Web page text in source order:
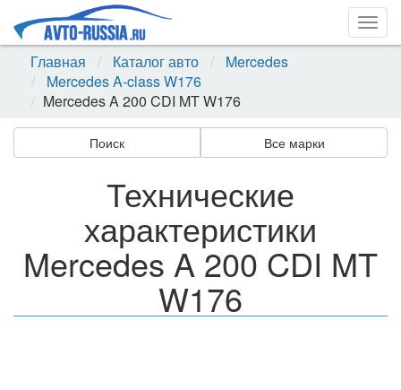
Главная
Каталог авто
Mercedes
Mercedes A-class W176
Mercedes A 200 CDI MT W176
Поиск Все марки
Технические
характеристики
Mercedes A 200 CDI MT
W176